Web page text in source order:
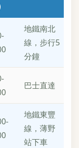
地鐵南北
線，步行5
分鐘
巴士直達
地鐵東豐
線，薄野
站下車